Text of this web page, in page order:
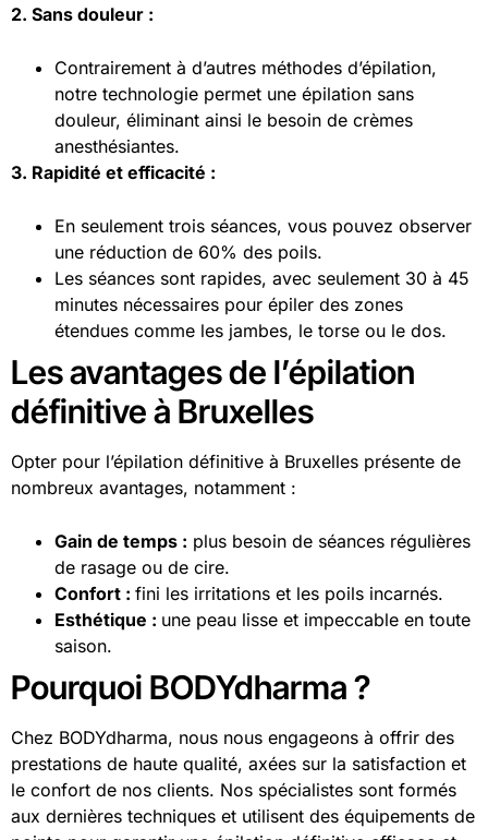
2. Sans douleur :
Contrairement à d’autres méthodes d’épilation,
notre technologie permet une épilation sans
douleur, éliminant ainsi le besoin de crèmes
anesthésiantes.
3. Rapidité et efficacité :
En seulement trois séances, vous pouvez observer
une réduction de 60% des poils.
Les séances sont rapides, avec seulement 30 à 45
minutes nécessaires pour épiler des zones
étendues comme les jambes, le torse ou le dos.
Les avantages de l’épilation
définitive à Bruxelles
Opter pour l’épilation définitive à Bruxelles présente de
nombreux avantages, notamment :
Gain de temps : plus besoin de séances régulières
de rasage ou de cire.
Confort : fini les irritations et les poils incarnés.
Esthétique : une peau lisse et impeccable en toute
saison.
Pourquoi BODYdharma ?
Chez BODYdharma, nous nous engageons à offrir des
prestations de haute qualité, axées sur la satisfaction et
le confort de nos clients. Nos spécialistes sont formés
aux dernières techniques et utilisent des équipements de